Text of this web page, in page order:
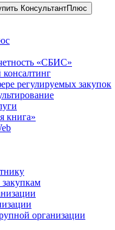
КонсультантПлюс
«СБИС»
регулируемых закупок
книга»
организации